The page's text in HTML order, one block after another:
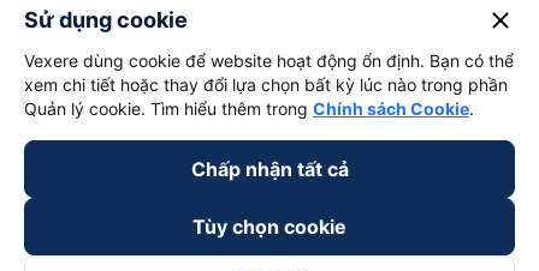
Sử dụng cookie close
Vexere dùng cookie để website hoạt động ổn định. Bạn có thể
xem chi tiết hoặc thay đổi lựa chọn bất kỳ lúc nào trong phần
Quản lý cookie. Tìm hiểu thêm trong Chính sách Cookie.
Chấp nhận tất cả
Tùy chọn cookie